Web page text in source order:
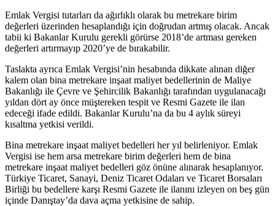
Emlak Vergisi tutarları da ağırlıklı olarak bu metrekare birim
değerleri üzerinden hesaplandığı için doğrudan artmış olacak. Ancak
tabii ki Bakanlar Kurulu gerekli görürse 2018’de artması gereken
değerleri artırmayıp 2020’ye de bırakabilir.
Taslakta ayrıca Emlak Vergisi’nin hesabında dikkate alınan diğer
kalem olan bina metrekare inşaat maliyet bedellerinin de Maliye
Bakanlığı ile Çevre ve Şehircilik Bakanlığı tarafından uygulanacağı
yıldan dört ay önce müştereken tespit ve Resmi Gazete ile ilan
edeceği ifade edildi. Bakanlar Kurulu’na da bu 4 aylık süreyi
kısaltma yetkisi verildi.
Bina metrekare inşaat maliyet bedelleri her yıl belirleniyor. Emlak
Vergisi ise hem arsa metrekare birim değerleri hem de bina
metrekare inşaat maliyet bedelleri göz önüne alınarak hesaplanıyor.
Türkiye Ticaret, Sanayi, Deniz Ticaret Odaları ve Ticaret Borsaları
Birliği bu bedellere karşı Resmi Gazete ile ilanını izleyen on beş gün
içinde Danıştay’da dava açma yetkisine de sahip.